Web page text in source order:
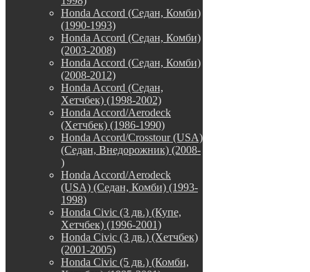
Honda Accord (Седан, Комби)
(1990-1993)
Honda Accord (Седан, Комби)
(2003-2008)
Honda Accord (Седан, Комби)
(2008-2012)
Honda Accord (Седан,
Хетчбек) (1998-2002)
Honda Accord/Aerodeck
(Хетчбек) (1986-1990)
Honda Accord/Crosstour (USA)
(Седан, Внедорожник) (2008-
)
Honda Accord/Аerodeck
(USA) (Седан, Комби) (1993-
1998)
Honda Civic (3 дв.) (Купе,
Хетчбек) (1996-2001)
Honda Civic (3 дв.) (Хетчбек)
(2001-2005)
Honda Civic (5 дв.) (Комби,